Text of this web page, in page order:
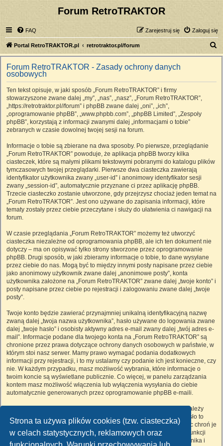
Strona ta używa plików cookies (tzw. ciasteczka)
w celach statystycznych, reklamowych oraz
Forum RetroTRAKTOR
FAQ Zaloguj się
Zarejestruj się
Portal RetroTRAKTOR.pl retrotraktor.pl/forum
z
Forum RetroTRAKTOR - Zasady ochrony danych
osobowych
Ten tekst opisuje, w jaki sposób „Forum RetroTRAKTOR” i firmy
stowarzyszone zwane dalej „my”, „nas”, „nasz”, „Forum RetroTRAKTOR”,
„https://retrotraktor.pl//forum” i phpBB zwane dalej „oni”, „ich”,
„oprogramowanie phpBB”, „www.phpbb.com”, „phpBB Limited”, „Zespoły
phpBB”, korzystają z informacji zwanymi dalej „informacjami o tobie”
zebranych w czasie dowolnej twojej sesji na forum.
Informacje o tobie są zbierane na dwa sposoby. Po pierwsze, przeglądanie
„Forum RetroTRAKTOR” powoduje, że aplikacja phpBB tworzy kilka
ciasteczek, które są małymi plikami tekstowymi pobranymi do katalogu plików
tymczasowych twojej przeglądarki. Pierwsze dwa ciasteczka zawierają
identyfikator użytkownika zwany „user-id” i anonimowy identyfikator sesji
zwany „session-id”, automatycznie przyznane ci przez aplikację phpBB.
Trzecie ciasteczko zostanie utworzone, gdy przejrzysz chociaż jeden temat na
„Forum RetroTRAKTOR”. Jest ono używane do zapisania informacji, które
tematy zostały przez ciebie przeczytane i służy do ułatwienia ci nawigacji na
forum.
W czasie przeglądania „Forum RetroTRAKTOR” możemy też utworzyć
ciasteczka niezależne od oprogramowania phpBB, ale ich ten dokument nie
dotyczy – ma on opisywać tylko strony stworzone przez oprogramowanie
phpBB. Drugi sposób, w jaki zbieramy informacje o tobie, to dane wysyłane
przez ciebie do nas. Mogą być to między innymi posty napisane przez ciebie
jako anonimowy użytkownik zwane dalej „anonimowe posty”, konta
użytkownika założone na „Forum RetroTRAKTOR” zwane dalej „twoje konto” i
posty napisane przez ciebie po rejestracji i zalogowaniu zwane dalej „twoje
posty”.
Twoje konto będzie zawierać przynajmniej unikalną identyfikacyjną nazwę
zwaną dalej „twoja nazwa użytkownika”, hasło używane do logowania zwane
dalej „twoje hasło” i osobisty aktywny adres e-mail zwany dalej „twój adres e-
mail”. Informacje podane dla twojego konta na „Forum RetroTRAKTOR” są
chronione przez prawa dotyczące ochrony danych osobowych w państwie, w
którym stoi nasz serwer. Mamy prawo wymagać podania dodatkowych
informacji przy rejestracji, i to my ustalamy czy podanie ich jest konieczne, czy
nie. W każdym przypadku, masz możliwość wybrania, które informacje o
twoim koncie są wyświetlane publicznie. Co więcej, w panelu zarządzania
kontem masz możliwość włączenia lub wyłączenia wysyłania do ciebie
automatycznie generowanych przez oprogramowanie phpBB e-maili.
Twoje hasło jest zaszyfrowane, więc jest bezpieczne, niemniej nie należy
używać tego samego hasła na różnych witrynach internetowych. Hasło to
umożliwia dostęp do twojego konta na „Forum RetroTRAKTOR”, więc chroń je
i w żadnym wypadku nie podawajnikomu. Jeśli je zapomnisz, użyj funkcji
„Nie pamiętam hasła”. Witryna poprosi cię o podanie nazwy użytkownika i